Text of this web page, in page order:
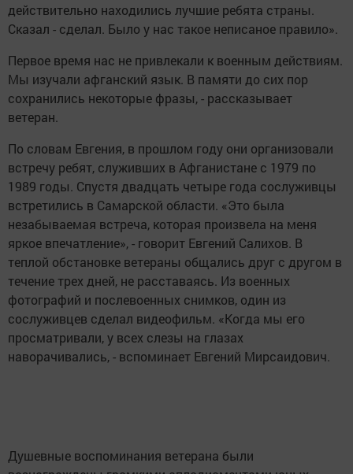
действительно находились лучшие ребята страны.
Сказал - сделал. Было у нас такое неписаное правило».
Первое время нас не привлекали к военным действиям.
Мы изучали афганский язык. В памяти до сих пор
сохранились некоторые фразы, - рассказывает
ветеран.
По словам Евгения, в прошлом году они организовали
встречу ребят, служивших в Афганистане с 1979 по
1989 годы. Спустя двадцать четыре года сослуживцы
встретились в Самарской области. «Это была
незабываемая встреча, которая произвела на меня
яркое впечатление», - говорит Евгений Салихов. В
теплой обстановке ветераны общались друг с другом в
течение трех дней, не расставаясь. Из военных
фотографий и послевоенных снимков, один из
сослуживцев сделал видеофильм. «Когда мы его
просматривали, у всех слезы на глазах
наворачивались, - вспоминает Евгений Мирсаидович.
Душевные воспоминания ветерана были